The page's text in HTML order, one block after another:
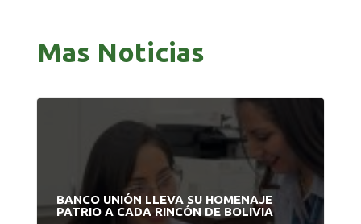
Mas Noticias
BANCO UNIÓN LLEVA SU HOMENAJE
PATRIO A CADA RINCÓN DE BOLIVIA